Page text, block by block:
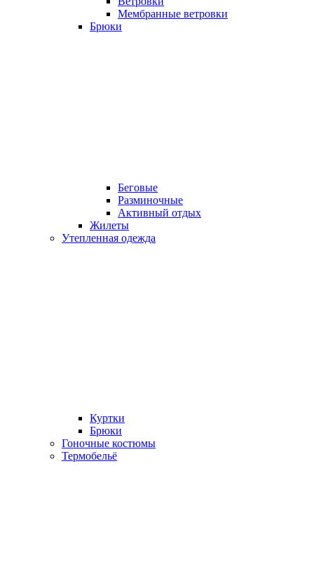
Мембранные ветровки
Брюки
Беговые
Разминочные
Активный отдых
Жилеты
Утепленная одежда
Куртки
Брюки
Гоночные костюмы
Термобельё